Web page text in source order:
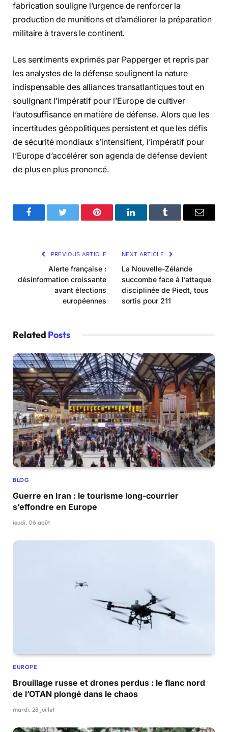
fabrication souligne l’urgence de renforcer la
production de munitions et d’améliorer la préparation
militaire à travers le continent.
Les sentiments exprimés par Papperger et repris par
les analystes de la défense soulignent la nature
indispensable des alliances transatlantiques tout en
soulignant l’impératif pour l’Europe de cultiver
l’autosuffisance en matière de défense. Alors que les
incertitudes géopolitiques persistent et que les défis
de sécurité mondiaux s’intensifient, l’impératif pour
l’Europe d’accélérer son agenda de défense devient
de plus en plus prononcé.
FacebookTwitter Pinterest LinkedInTumblr Email
PREVIOUS ARTICLE
Alerte française :
désinformation croissante
avant élections
européennes
NEXT ARTICLE
La Nouvelle-Zélande
succombe face à l’attaque
disciplinée de Piedt, tous
sortis pour 211
Related Posts
BLOG
Guerre en Iran : le tourisme long-courrier
s’effondre en Europe
jeudi, 06 août
EUROPE
Brouillage russe et drones perdus : le flanc nord
de l’OTAN plongé dans le chaos
mardi, 28 juillet